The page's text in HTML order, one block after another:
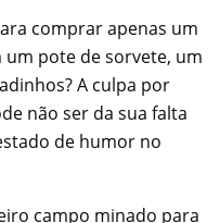
comprar apenas um
um pote de sorvete, um
A culpa por
não ser da sua falta
de humor no
campo minado para